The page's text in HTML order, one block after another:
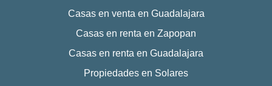
Casas en venta en Guadalajara
Casas en renta en Zapopan
Casas en renta en Guadalajara
Propiedades en Solares